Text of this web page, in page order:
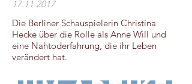
17.11.2017
Die Berliner Schauspielerin Christina
Hecke über die Rolle als Anne Will und
eine Nahtoderfahrung, die ihr Leben
verändert hat.